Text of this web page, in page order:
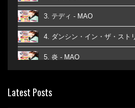
3. テディ - MAO
4. ダンシン・イン・ザ・スト
5. 炎 - MAO
7. ベストフレンド - MAO
Latest Posts